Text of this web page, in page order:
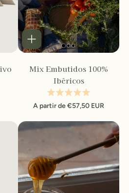
Mix Embutidos 100%
Ibéricos
A partir de €57,50 EUR
un
sorpresa
dinos qué es lo que más
interesa:
FRUTAS